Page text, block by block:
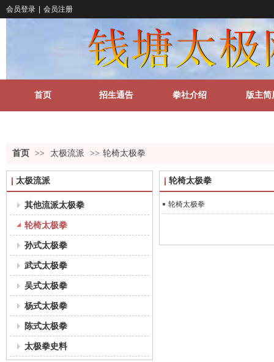
会员登录 会员注册
首页 招生通告 拳社介绍 版主简
首页 >> 太极流派 >> 轮椅太极拳
太极流派
其他流派太极拳
轮椅太极拳
孙式太极拳
武式太极拳
吴式太极拳
杨式太极拳
陈式太极拳
太极拳史料
轮椅太极拳
轮椅太极拳